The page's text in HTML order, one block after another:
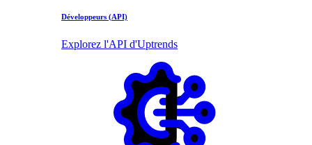
Développeurs (API)
Explorez l'API d'Uptrends